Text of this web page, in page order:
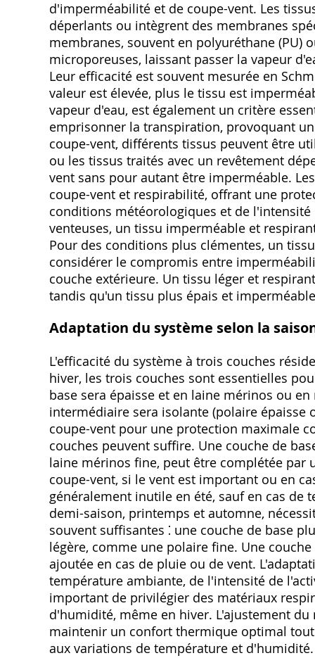
d'imperméabilité et de coupe-vent. Les
déperlants ou intègrent des membranes
membranes, souvent en polyuréthane (PU)
microporeuses, laissant passer la vapeur
Leur efficacité est souvent mesurée en
valeur est élevée, plus le tissu est
vapeur d'eau, est également un critère
emprisonner la transpiration, provoquant
coupe-vent, différents tissus peuvent être
ou les tissus traités avec un revêtement
vent sans pour autant être imperméable.
coupe-vent et respirabilité, offrant une
conditions météorologiques et de
venteuses, un tissu imperméable et
Pour des conditions plus clémentes, un
considérer le compromis entre
couche extérieure. Un tissu léger et
tandis qu'un tissu plus épais et
Adaptation du système selon la
L'efficacité du système à trois couches
hiver, les trois couches sont essentielles
base sera épaisse et en laine mérinos ou
intermédiaire sera isolante (polaire épaisse
coupe-vent pour une protection maximale
couches peuvent suffire. Une couche de
laine mérinos fine, peut être complétée par
coupe-vent, si le vent est important ou en
généralement inutile en été, sauf en cas de
demi-saison, printemps et automne,
souvent suffisantes ⁚ une couche de base
légère, comme une polaire fine. Une
ajoutée en cas de pluie ou de vent.
température ambiante, de l'intensité de
important de privilégier des matériaux
d'humidité, même en hiver. L'ajustement
maintenir un confort thermique optimal
aux variations de température et d'humidité.